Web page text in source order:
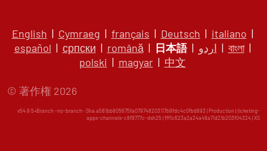
English | Cymraeg | français | Deutsch | italiano |
español | српски | română | 日本語| اردو | বাংলা|
polski | magyar | 中文
© 著作権 2026
v54.9.5+Branch.-no-branch-.Sha.a581bb805675fa079748203117b9fdc4c0fbd893 | Production | ticketing-
apps-channels-c8f9777c-dsh25 | fff1c623a2a24a48a71d21b203f04324 |XS